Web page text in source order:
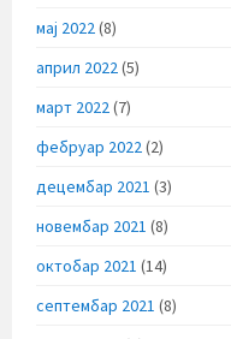
мај 2022(8)
април 2022(5)
март 2022(7)
фебруар 2022(2)
децембар 2021 (3)
новембар 2021 (8)
октобар 2021 (14)
септембар 2021 (8)